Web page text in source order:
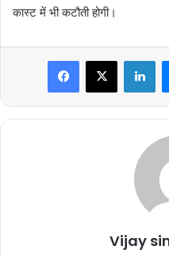
कास्ट में भी कटौती होगी।
Facebook
X
Vijay